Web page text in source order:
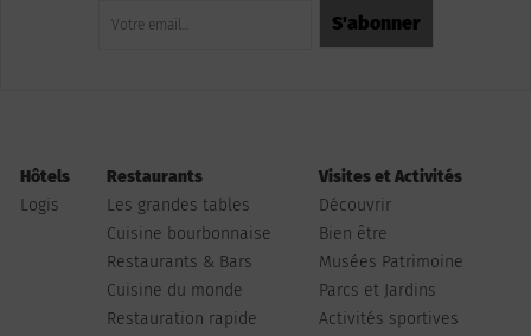
Hôtels
Logis
Restaurants
Les grandes tables
Cuisine bourbonnaise
Restaurants & Bars
Cuisine du monde
Restauration rapide
Visites et Activités
Découvrir
Bien être
Musées Patrimoine
Parcs et Jardins
Activités sportives